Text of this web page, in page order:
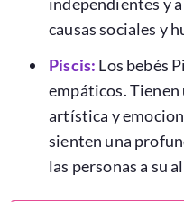
causas sociales y
Piscis: Los bebés
empáticos.
artística y
sienten una
las personas a su